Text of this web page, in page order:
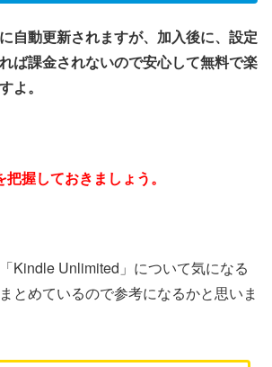
自動更新されますが、加入後に、設定
ば課金されないので安心して無料で楽
よ。
握しておきましょう。
Kindle Unlimited」について気になる
とめているので参考になるかと思いま